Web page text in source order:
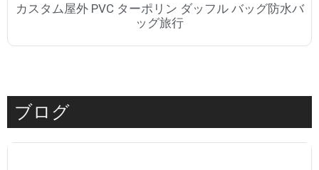
カスタム屋外 PVC ターポリン ダッフル バッグ防水バ
ッグ旅行
ブログ